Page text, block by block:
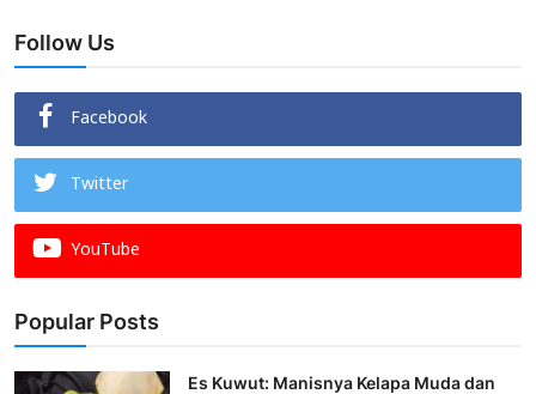
Follow Us
Facebook
Twitter
YouTube
Popular Posts
Es Kuwut: Manisnya Kelapa Muda dan